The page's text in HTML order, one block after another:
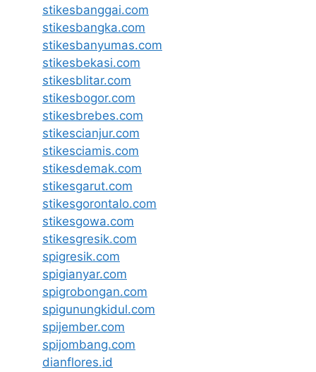
stikesbanggai.com
stikesbangka.com
stikesbanyumas.com
stikesbekasi.com
stikesblitar.com
stikesbogor.com
stikesbrebes.com
stikescianjur.com
stikesciamis.com
stikesdemak.com
stikesgarut.com
stikesgorontalo.com
stikesgowa.com
stikesgresik.com
spigresik.com
spigianyar.com
spigrobongan.com
spigunungkidul.com
spijember.com
spijombang.com
dianflores.id